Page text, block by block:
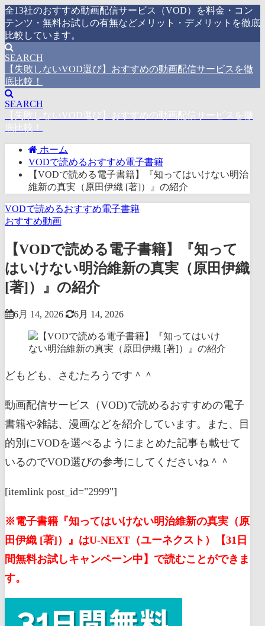
全13社のおすすめ動画配信サービス（VOD）を料金・コン
テンツ・無料お試しの有無などメリット・デメリットを徹底
比較しています。
SEARCH
【失敗しないVOD選び】おすすめの動画配信サービスを徹
底比較！
SEARCH
【失敗しないVOD選び】おすすめの動画配信サービスを徹
底比較！
ホーム
VODで読めるおすすめ電子書籍
【VODで読める電子書籍】『知ってはいけない明治
維新の真実（原田伊織 [著]）』の紹介
VODで読めるおすすめ電子書籍
おすすめ動画
【VODで読める電子書籍】『知って
はいけない明治維新の真実（原田伊織
[著]）』の紹介
6月 14, 2026 6月 14, 2026
どもども、さむたろうです＾＾
動画配信サービス（VOD)で読めるおすすめの電子
書籍や雑誌、漫画などを紹介しています。また、目
的別にVODを選べるようにまとめた記事も載せて
いるのでVOD選びの参考にしてくださいね＾＾
[itemlink post_id="2999"]
※電子書籍『知ってはいけない明治維新の真実（原
田伊織 [著]）』はU-NEXT（ユーネクスト）【31日
間無料お試しキャンペーン中】で読むことができま
す。